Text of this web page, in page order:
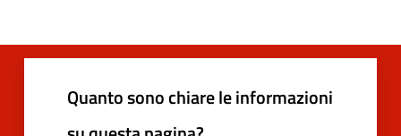
Quanto sono chiare le informazioni